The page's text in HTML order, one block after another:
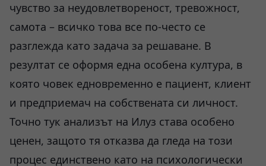
чувство за неудовлетвореност, тревожност,
самота – всичко това все по-често се
разглежда като задача за решаване. В
резултат се оформя една особена култура, в
която човек едновременно е пациент, клиент
и предприемач на собствената си личност.
Точно тук анализът на Илуз става особено
ценен, защото тя отказва да гледа на този
процес единствено като на психологически